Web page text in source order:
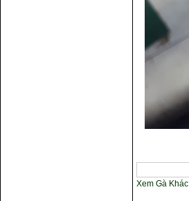
Xem Gà Khác